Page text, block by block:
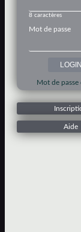
8 caractères
Mot de passe
Mot de passe
Aide